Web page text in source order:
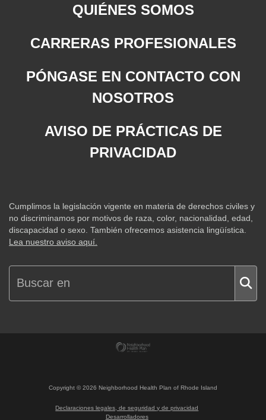
QUIÉNES SOMOS
CARRERAS PROFESIONALES
PÓNGASE EN CONTACTO CON
NOSOTROS
AVISO DE PRÁCTICAS DE
PRIVACIDAD
Cumplimos la legislación vigente en materia de derechos civiles y
no discriminamos por motivos de raza, color, nacionalidad, edad,
discapacidad o sexo. También ofrecemos asistencia lingüística.
Lea nuestro aviso aquí.
Copyright ©2026 Neighborhood Health Plan of Rhode Island
Declaraciones legales, de seguridad y de privacidad
Desarrolladores